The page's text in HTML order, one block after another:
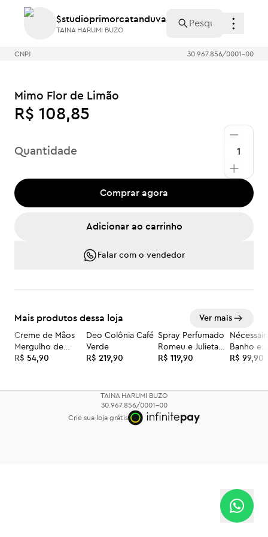
$studioprimorcatanduva
TAINA HARUMI BUZO
$studioprimorcatanduva
TAINA HARUMI BUZO
CNPJ 30.967.856/0001-00
Mimo Flor de Limão
R$ 108,85
Quantidade
Comprar agora
Adicionar ao carrinho
Falar com o vendedor
Mais produtos dessa loja Ver mais
Creme de Mãos
Mergulho de
Hidratação Mareô
R$ 54,90
Deo Colônia Café
Verde
R$ 219,90
Spray Perfumado
Romeu e Julieta
150mL
R$ 119,90
Banho e
R$ 99,90
TAINA HARUMI BUZO
30.967.856/0001-00
Crie sua loja grátis